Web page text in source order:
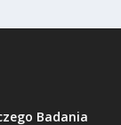
Badania